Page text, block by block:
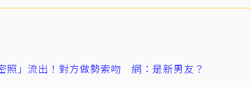
照」流出！對方做勢索吻 網：是新男友？